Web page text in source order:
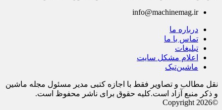
info@machinemag.ir
درباره ما
تماس با ما
تبلیغات
اعلام مشکل سایت
ماشین‌تیک
نقل مطالب و تصاویر فقط با اجازه کتبی مدیر مسئول مجله ماشین
و ذکر منبع آزاد است.کلیه حقوق برای ناشر محفوظ است.
©Copyright 2026